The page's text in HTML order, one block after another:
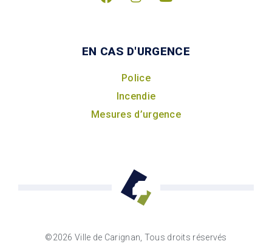
EN CAS D'URGENCE
Police
Incendie
Mesures d’urgence
©2026 Ville de Carignan, Tous droits réservés